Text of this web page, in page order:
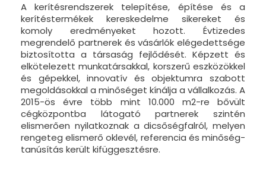
A kerítésrendszerek telepítése, építése és a
kerítéstermékek kereskedelme sikereket és
komoly eredményeket hozott. Évtizedes
megrendelő partnerek és vásárlók elégedettsége
biztosította a társaság fejlődését. Képzett és
elkötelezett munkatársakkal, korszerű eszközökkel
és gépekkel, innovatív és objektumra szabott
megoldásokkal a minőséget kínálja a vállalkozás. A
2015-ös évre több mint 10.000 m2-re bővült
cégközpontba látogató partnerek szintén
elismerően nyilatkoznak a dicsőségfalról, melyen
rengeteg elismerő oklevél, referencia és minőség-
tanúsítás került kifüggesztésre.